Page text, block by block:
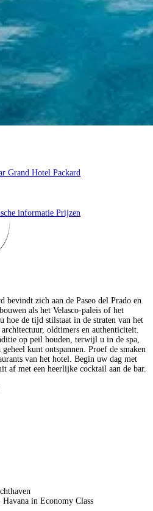
Grand Hotel Packard
informatie Prijzen
bevindt zich aan de Paseo del Prado en
als het Velasco-paleis of het
hoe de tijd stilstaat in de straten van het
oldtimers en authenticiteit.
op peil houden, terwijl u in de spa,
kunt ontspannen. Proef de smaken
van het hotel. Begin uw dag met
af met een heerlijke cocktail aan de bar.
in Economy Class